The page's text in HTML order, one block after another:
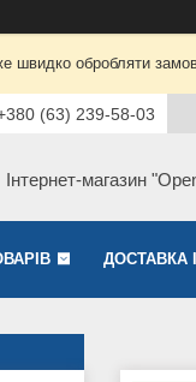
швидко обробляти
(63) 239-58-03
Інтернет-магазин
ДОСТАВКА